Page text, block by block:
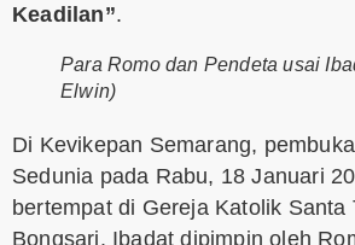
Keadilan”.
Para Romo dan Pendeta usai
Elwin)
Di Kevikepan Semarang,
Sedunia pada Rabu, 18 Januari
bertempat di Gereja Katolik Santa
Bongsari. Ibadat dipimpin oleh